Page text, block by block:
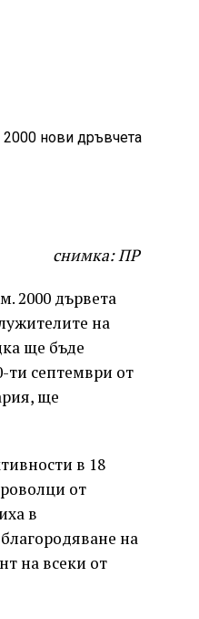
снимка: ПР
2000 дървета
на
ще бъде
ти септември от
ще
в 18
от
в
на
на всеки от